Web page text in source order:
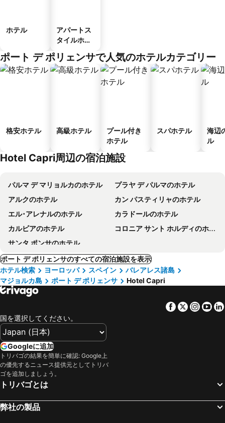
ホテル
アパートス
タイルホテ
ポート デ ポリェンサで人気のホテルカテゴリー
格安ホテル 高級ホテル
プール付き
ホテル
スパホテル
海辺
ル
Hotel Capri周辺の宿泊施設
パルマ デ マリョルカのホテル
プラヤ デ パルマのホテル
アルクのホテル
カン パスティリャのホテル
エル･アレナルのホテル
カラドールのホテル
カルビアのホテル
コロニア サント ホルディのホテル
サンタ ポンサのホテル
ポート デ ポリェンサのすべての宿泊施設を表示
ホテル検索
ヨーロッパ スペイン
バレアレス諸島
マジョルカ島
ポート デ ポリェンサ Hotel Capri
Facebook
Twitter
国を選択してください。
Googleに追加
トリバゴの結果を簡単に確認: Google上
の優先するニュース提供元としてトリバ
ゴを追加しましょう。
トリバゴとは
弊社の製品